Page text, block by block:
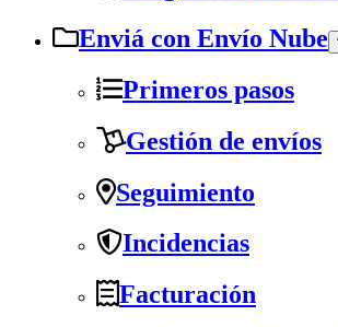
Enviá con Envío Nube
Primeros pasos
Gestión de envíos
Seguimiento
Incidencias
Facturación